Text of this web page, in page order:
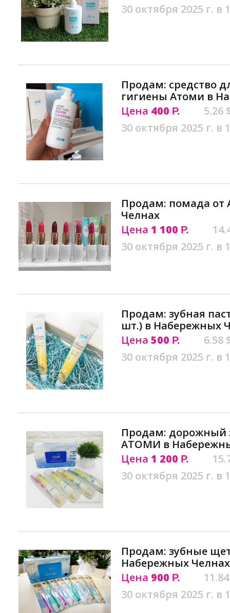
30 октября 2025 г. в
Продам: средство
гигиены Атоми в
Цена 400 Р.
5.26
30 октября 2025 г. в
Продам: помада от
Челнах
Цена 1 100 Р.
30 октября 2025 г. в
Продам: зубная
шт.) в Набережных
Цена 500 Р.
6.58
30 октября 2025 г. в
Продам: дорожный
АТОМИ в
Цена 1 200 Р.
30 октября 2025 г. в
Продам: зубные
Набережных Челнах
Цена 900 Р.
30 октября 2025 г. в